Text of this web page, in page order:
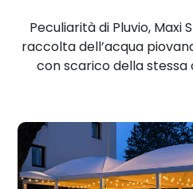
Peculiarità di Pluvio, Maxi
raccolta dell’acqua
con scarico della